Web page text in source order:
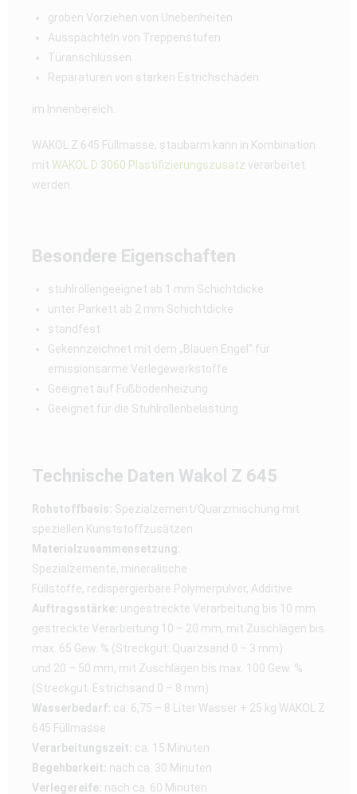
groben Vorziehen von Unebenheiten
Ausspachteln von Treppenstufen
Türanschlüssen
Reparaturen von starken Estrichschäden
im Innenbereich.
WAKOL Z 645 Füllmasse, staubarm kann in Kombination
mit WAKOL D 3060 Plastifizierungszusatz verarbeitet
werden.
Besondere Eigenschaften
stuhlrollengeeignet ab 1 mm Schichtdicke
unter Parkett ab 2 mm Schichtdicke
standfest
Gekennzeichnet mit dem „Blauen Engel“ für
emissionsarme Verlegewerkstoffe
Geeignet auf Fußbodenheizung
Geeignet für die Stuhlrollenbelastung
Technische Daten Wakol Z 645
Rohstoffbasis: Spezialzement/Quarzmischung mit
speziellen Kunststoffzusätzen
Materialzusammensetzung:
Spezialzemente, mineralische
Füllstoffe, redispergierbare Polymerpulver, Additive
Auftragsstärke: ungestreckte Verarbeitung bis 10 mm
gestreckte Verarbeitung 10 – 20 mm, mit Zuschlägen bis
max. 65 Gew. % (Streckgut: Quarzsand 0 – 3 mm)
und 20 – 50 mm, mit Zuschlägen bis max. 100 Gew. %
(Streckgut: Estrichsand 0 – 8 mm)
Wasserbedarf: ca. 6,75 – 8 Liter Wasser + 25 kg WAKOL Z
645 Füllmasse
Verarbeitungszeit: ca. 15 Minuten
Begehbarkeit: nach ca. 30 Minuten
Verlegereife: nach ca. 60 Minuten